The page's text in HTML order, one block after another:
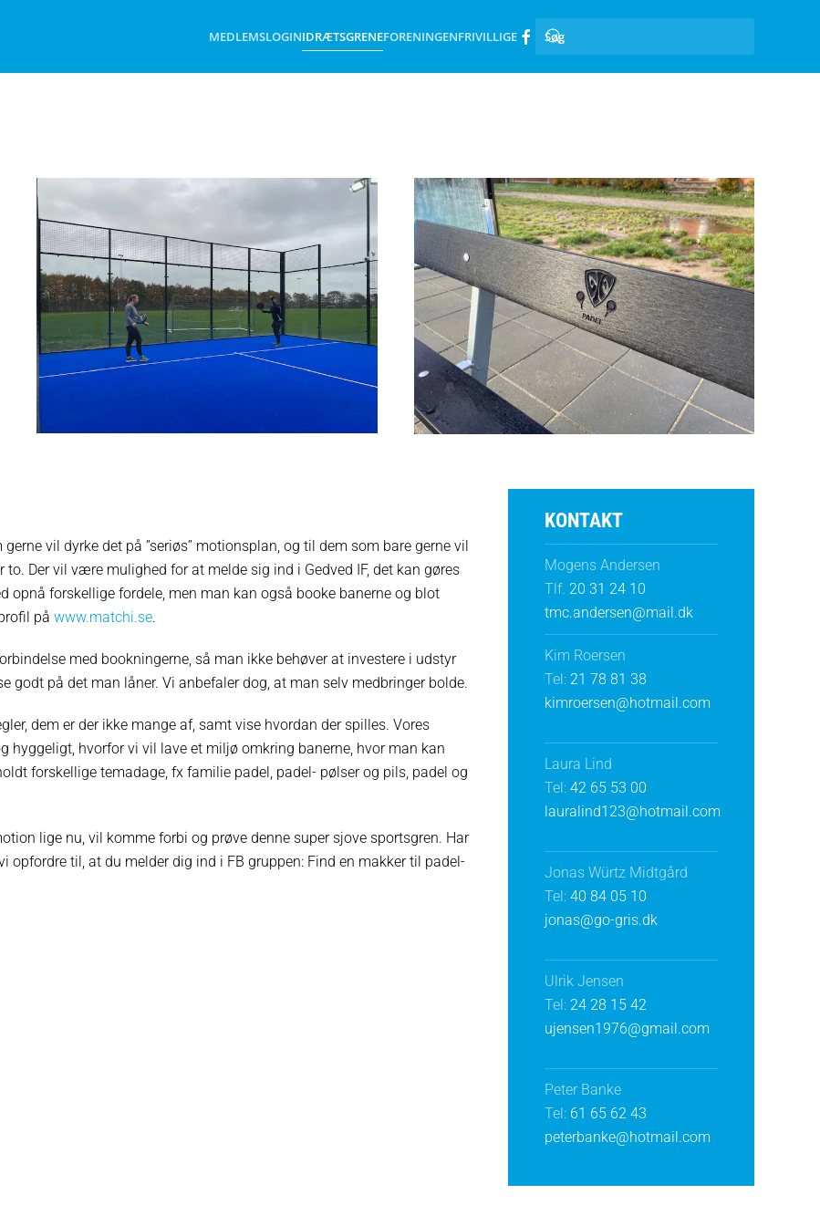
MEDLEMSLOGINIDRÆTSGRENEFORENINGENFRIVILLIGE
vil dyrke det på ”seriøs” motionsplan, og til dem som bare gerne vil
Der vil være mulighed for at melde sig ind i Gedved IF, det kan gøres
opnå forskellige fordele, men man kan også booke banerne og blot
på www.matchi.se.
med bookningerne, så man ikke behøver at investere i udstyr
godt på det man låner. Vi anbefaler dog, at man selv medbringer bolde.
dem er der ikke mange af, samt vise hvordan der spilles. Vores
hyggeligt, hvorfor vi vil lave et miljø omkring banerne, hvor man kan
forskellige temadage, fx familie padel, padel- pølser og pils, padel og
lige nu, vil komme forbi og prøve denne super sjove sportsgren. Har
opfordre til, at du melder dig ind i FB gruppen: Find en makker til padel-
KONTAKT
Mogens Andersen
Tlf. 20 31 24 10
tmc.andersen@mail.dk
Kim Roersen
Tel: 21 78 81 38
kimroersen@hotmail.com
Laura Lind
Tel: 42 65 53 00
lauralind123@hotmail.com
Jonas Würtz Midtgård
Tel: 40 84 05 10
jonas@go-gris.dk
Ulrik Jensen
Tel: 24 28 15 42
ujensen1976@gmail.com
Peter Banke
Tel: 61 65 62 43
peterbanke@hotmail.com